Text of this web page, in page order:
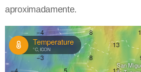
aproximadamente.